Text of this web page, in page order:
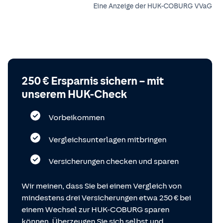
Eine Anzeige der HUK-COBURG VVaG
250 € Ersparnis sichern – mit
unserem HUK-Check
Vorbeikommen
Vergleichsunterlagen mitbringen
Versicherungen checken und sparen
Wir meinen, dass Sie bei einem Vergleich von
mindestens drei Versicherungen etwa 250 € bei
einem Wechsel zur HUK-COBURG sparen